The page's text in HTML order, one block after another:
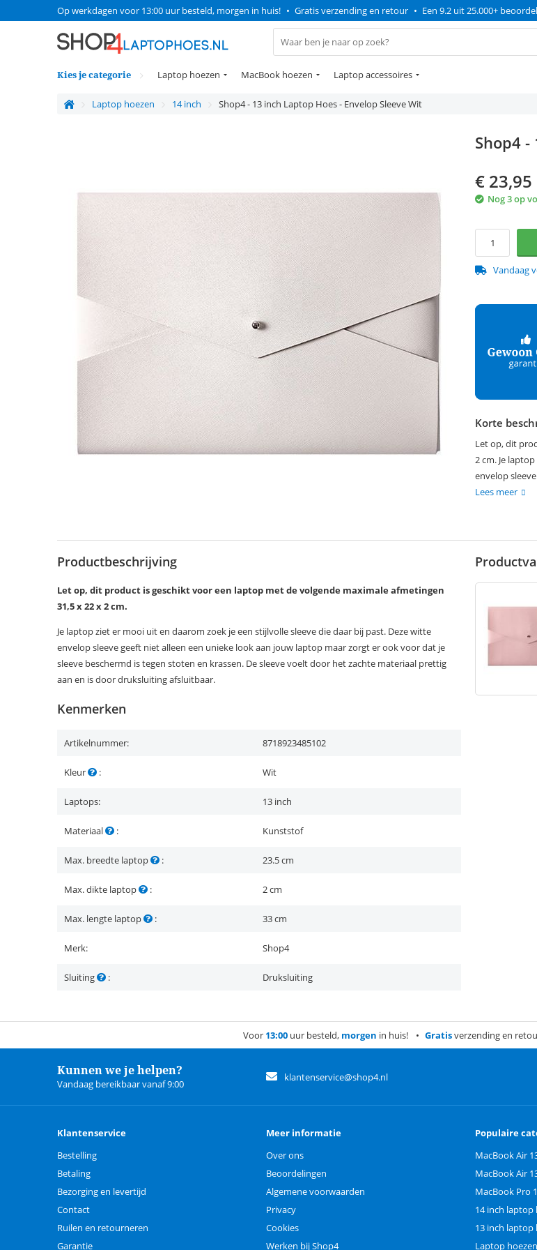
Op werkdagen voor 13:00 uur besteld, morgen in huis! • Gratis verzending en retour • Een 9.2 uit 25.000+
Kies je categorie Laptop hoezen MacBook hoezen Laptop accessoires
Laptop hoezen 14 inch Shop4 - 13 inch Laptop Hoes - Envelop Sleeve Wit
Shop4
€ 23,95
Nog 3 op
Vandaag
Korte
Let op, dit
2 cm. Je
envelop
Lees meer
Productbeschrijving
Let op, dit product is geschikt voor een laptop met de volgende maximale afmetingen
31,5 x 22 x 2 cm.
Je laptop ziet er mooi uit en daarom zoek je een stijlvolle sleeve die daar bij past. Deze witte
envelop sleeve geeft niet alleen een unieke look aan jouw laptop maar zorgt er ook voor dat je
sleeve beschermd is tegen stoten en krassen. De sleeve voelt door het zachte materiaal prettig
aan en is door druksluiting afsluitbaar.
Kenmerken
Artikelnummer: 8718923485102
Kleur : Wit
Laptops: 13 inch
Materiaal : Kunststof
Max. breedte laptop : 23.5 cm
Max. dikte laptop : 2 cm
Max. lengte laptop : 33 cm
Merk: Shop4
Sluiting : Druksluiting
Voor 13:00 uur besteld, morgen in huis! Gratisverzending en
Kunnen we je helpen?
Vandaag bereikbaar vanaf 9:00
klantenservice@shop4.nl
Klantenservice
Bestelling
Betaling
Bezorging en levertijd
Contact
Ruilen en retourneren
Garantie
Meer informatie
Over ons
Beoordelingen
Algemene voorwaarden
Privacy
Cookies
Werken bij Shop4
Populaire
MacBook Air
MacBook Air
MacBook Pro
14 inch laptop
13 inch laptop
Laptop hoezen